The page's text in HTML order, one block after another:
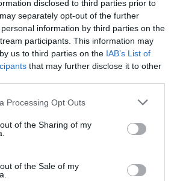
disclosed to third parties prior to
separately opt-out of the further
information by third parties on the
participants. This information may
us to third parties on the IAB’s List of
that may further disclose it to other
website/app uses one or more Google
visit or usage behaviour. You may click to
to Google and its third-party tags to
specified purposes in below Google
Processing Opt Outs
of the Sharing of my
of the Sale of my
το debater.gr στοGoogle News
πρώτοι όλες τις ειδήσεις
Tweet
ΔΙΑΦΗΜΙΣΗ